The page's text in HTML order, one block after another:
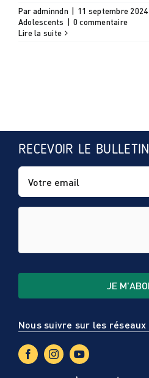
Paradminndn | 11 septembre 2024
Adolescents | 0 commentaire
Lire la suite
RECEVOIR LE BULLETIN
Nous suivre sur les réseaux